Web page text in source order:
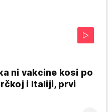
ni vakcine kosi po
i Italiji, prvi